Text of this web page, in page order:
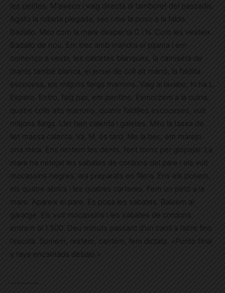
les petites. M’aixeco i vaig directa al tamboret del passadís.
Agafo la robeta plegada, sec i me la poso a la falda.
Badallo. Miro com la mare desperta C i N. Com les vesteix.
Badallo de nou. Em trec amb mandra el pijama i em
començo a vestir, les calcetes blanques, la camiseta de
tirants també blanca, el jersei de coll alt marró, la faldilla
escocesa, els mitjons llargs marrons. Vaig al lavabo, hi ha L.
Espero. Entro, faig pipí, em pentino. Esmorzem a la cuina,
quatre colls alts marrons, quatre faldilles escoceses, vuit
mitjons llargs. Llet ben calenta i galetes. Miro la tassa de
llet massa calenta. Va, M, és tard. Me la bec, em marejo
una mica. Ens rentem les dents, fent torns per glopejar. La
mare ha netejat les sabates de cordons del pare i els vuit
mocassins negres, ara preparats en filera. Ens els posem,
els quatre abrics i les quatres carteres. Fem un petó a la
mare. Apareix el pare. Es posa les sabates. Baixem al
garatge. Els vuit mocassins i les sabates de cordons
entrem al 1.500. Deu minuts passant d’un carril a l’altre fins
l’escola. Sumem, restem, cantem, fem dictats. «Punto final
y raya encarnada debajo.»